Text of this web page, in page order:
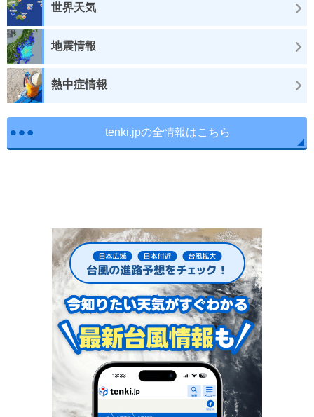
世界天気
地震情報
熱中症情報
tenki.jpの全情報はこちら